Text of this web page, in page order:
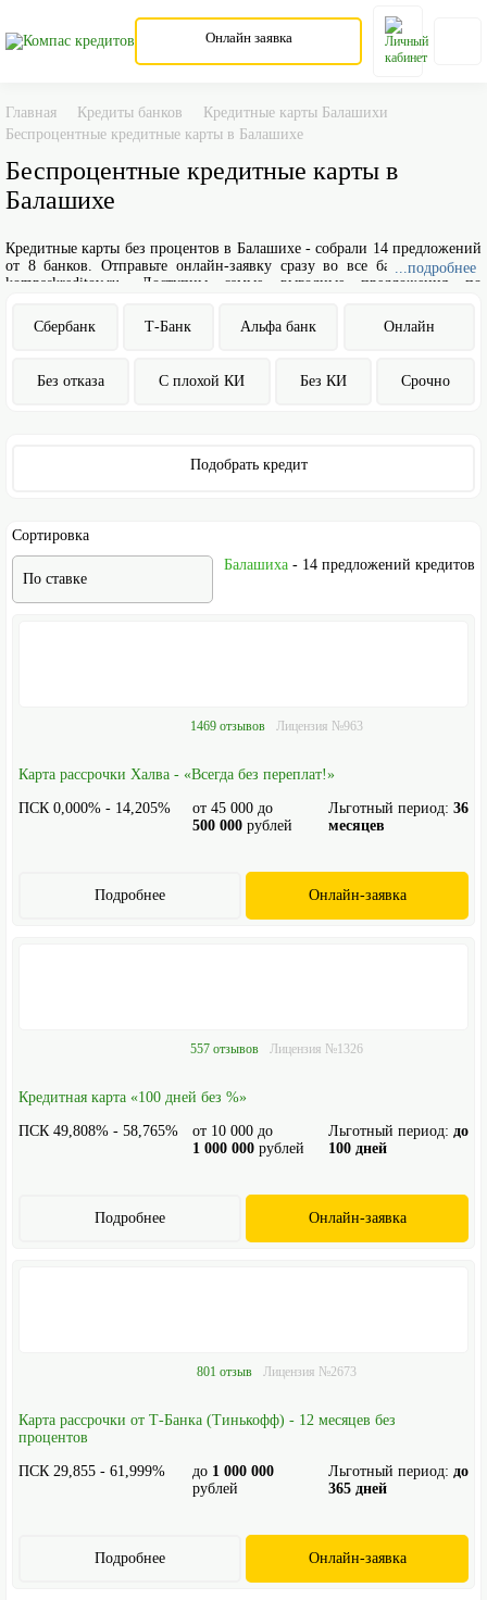
Онлайн заявка
Главная Кредиты банков
Кредитные карты Балашихи
Беспроцентные кредитные карты в Балашихе
Беспроцентные кредитные карты в
Балашихе
Кредитные карты без процентов в Балашихе - собрали 14 предложений
от 8 банков. Отправьте онлайн-заявку сразу во все банки на сайте
kompaskreditov.ru. Доступны самые выгодные предложения по
...подробнее
Сбербанк Т-Банк Альфа банк Онлайн
Без отказа С плохой КИ Без КИ Срочно
Подобрать кредит
Сортировка
По ставке
Балашиха- 14 предложений кредитов
1469 отзывов Лицензия №963
Карта рассрочки Халва - «Всегда без переплат!»
ПСК 0,000% - 14,205% от 45 000 до
500 000 рублей
Льготный период: 36
месяцев
Онлайн-заявка
Подробнее
557 отзывов Лицензия №1326
Кредитная карта «100 дней без %»
ПСК 49,808% - 58,765% от 10 000 до
1 000 000 рублей
Льготный период: до
100 дней
Онлайн-заявка
Подробнее
801 отзыв Лицензия №2673
Карта рассрочки от Т-Банка (Тинькофф) - 12 месяцев без
процентов
ПСК 29,855 - 61,999% до 1 000 000
рублей
Льготный период: до
365 дней
Онлайн-заявка
Подробнее